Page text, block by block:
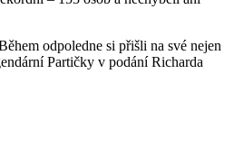
odpoledne si přišli na své nejen
Partičky v podání Richarda